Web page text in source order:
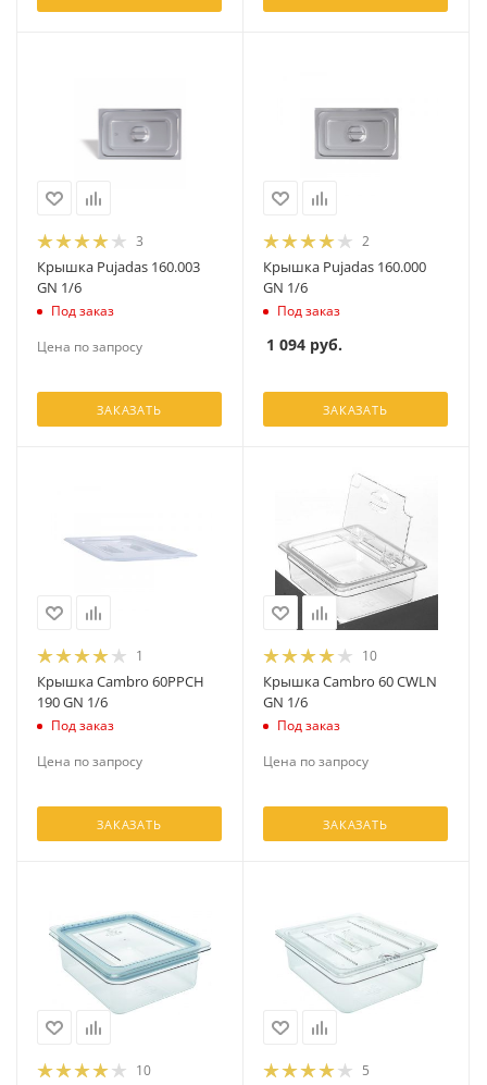
3
Крышка Pujadas 160.003
GN 1/6
Под заказ
Цена по запросу
ЗАКАЗАТЬ
2
Крышка Pujadas 160.000
GN 1/6
Под заказ
1 094 руб.
ЗАКАЗАТЬ
1
Крышка Cambro 60PPCH
190 GN 1/6
Под заказ
Цена по запросу
ЗАКАЗАТЬ
10
Крышка Cambro 60 CWLN
GN 1/6
Под заказ
Цена по запросу
ЗАКАЗАТЬ
10 5